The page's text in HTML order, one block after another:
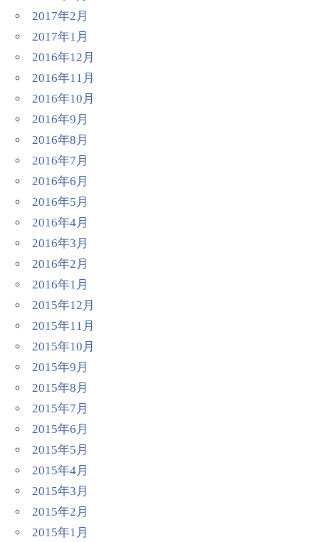
2017年2月
2017年1月
2016年12月
2016年11月
2016年10月
2016年9月
2016年8月
2016年7月
2016年6月
2016年5月
2016年4月
2016年3月
2016年2月
2016年1月
2015年12月
2015年11月
2015年10月
2015年9月
2015年8月
2015年7月
2015年6月
2015年5月
2015年4月
2015年3月
2015年2月
2015年1月